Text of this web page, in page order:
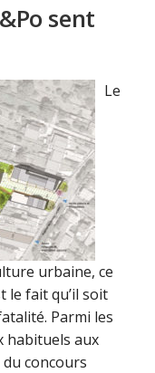
sent
Le
urbaine, ce
le fait qu’il soit
Parmi les
habituels aux
concours